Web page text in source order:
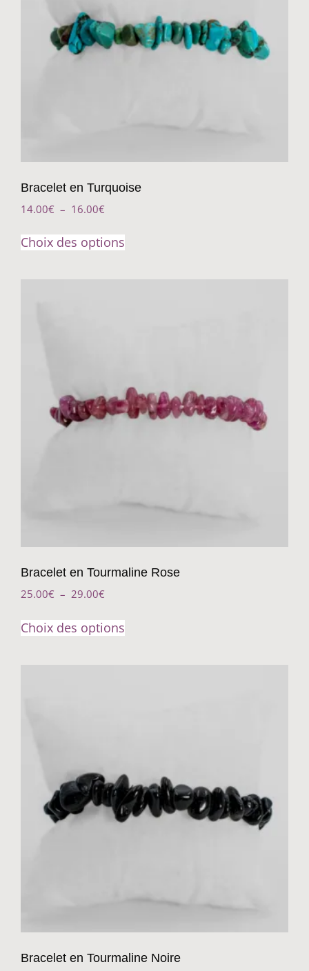
Bracelet en Turquoise
14.00€ – 16.00€
Choix des options
Bracelet en Tourmaline Rose
25.00€ – 29.00€
Choix des options
Bracelet en Tourmaline Noire